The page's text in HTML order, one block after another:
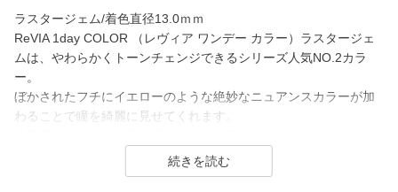
ラスタージェム/着色直径13.0ｍｍ
ReVIA 1day COLOR （レヴィア ワンデー カラー）ラスタージェ
ムは、やわらかくトーンチェンジできるシリーズ人気NO.2カラ
ー。
ぼかされたフチにイエローのような絶妙なニュアンスカラーが加
わることで瞳を綺麗に見せてくれます。
ReVIA は2016年に誕生した、「洗練」と「幅広い年齢層に愛され